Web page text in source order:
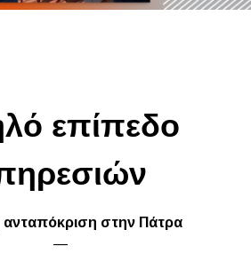
επίπεδο
ανταπόκριση στην Πάτρα
—